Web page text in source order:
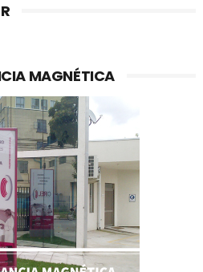
MAGNÉTICA